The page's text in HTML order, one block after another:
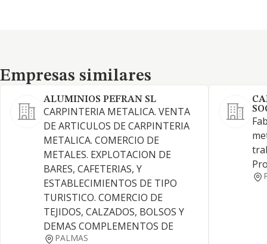
Empresas similares
Empresas similares
ALUMINIOS PEFRAN SL
CARPINTERIA METALICA. VENTA
DE ARTICULOS DE CARPINTERIA
METALICA. COMERCIO DE
METALES. EXPLOTACION DE
BARES, CAFETERIAS, Y
ESTABLECIMIENTOS DE TIPO
TURISTICO. COMERCIO DE
TEJIDOS, CALZADOS, BOLSOS Y
DEMAS COMPLEMENTOS DE
PALMAS